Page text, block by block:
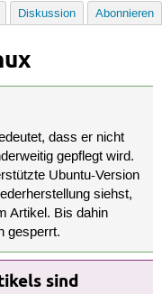
Diskussion Abonnieren
dass er nicht
gepflegt wird.
Ubuntu-Version
siehst,
Artikel. Bis dahin
gesperrt.
sind